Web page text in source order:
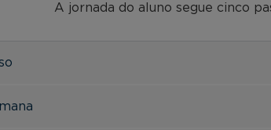
A jornada do aluno segue cinco